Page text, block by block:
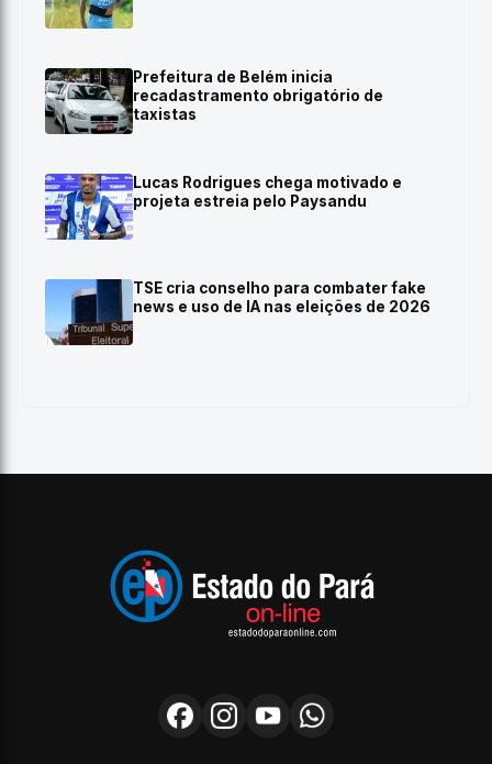
Prefeitura de Belém inicia
recadastramento obrigatório de
taxistas
Lucas Rodrigues chega motivado e
projeta estreia pelo Paysandu
TSE cria conselho para combater fake
news e uso de IA nas eleições de 2026